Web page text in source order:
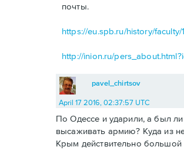
почты.
https://eu.spb.ru/history/
http://inion.ru/
pavel_chirtsov
April 17 2016, 02:37:57 UTC
По Одессе и ударили, а был
высаживать армию? Куда из
Крым действительно большой